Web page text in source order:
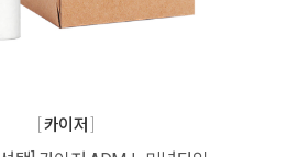
카이저